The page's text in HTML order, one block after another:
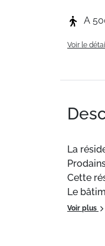
A
Voir le
La
Cette
Le
Voir plus